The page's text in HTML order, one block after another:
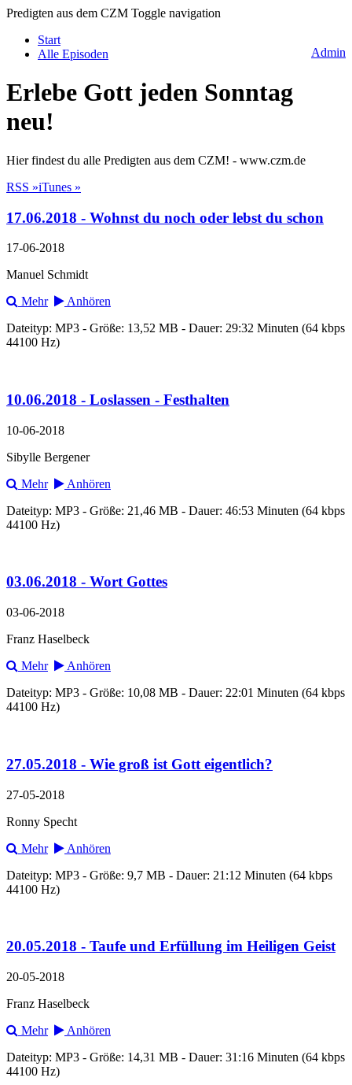
Predigten aus dem CZM Toggle navigation
Admin
Start
Alle Episoden
Erlebe Gott jeden Sonntag
neu!
Hier findest du alle Predigten aus dem CZM! - www.czm.de
RSS »iTunes »
17.06.2018 - Wohnst du noch oder lebst du schon
17-06-2018
Manuel Schmidt
Mehr
Anhören
Dateityp: MP3 - Größe: 13,52 MB - Dauer: 29:32 Minuten (64 kbps
44100 Hz)
10.06.2018 - Loslassen - Festhalten
10-06-2018
Sibylle Bergener
Mehr
Anhören
Dateityp: MP3 - Größe: 21,46 MB - Dauer: 46:53 Minuten (64 kbps
44100 Hz)
03.06.2018 - Wort Gottes
03-06-2018
Franz Haselbeck
Mehr
Anhören
Dateityp: MP3 - Größe: 10,08 MB - Dauer: 22:01 Minuten (64 kbps
44100 Hz)
27.05.2018 - Wie groß ist Gott eigentlich?
27-05-2018
Ronny Specht
Mehr
Anhören
Dateityp: MP3 - Größe: 9,7 MB - Dauer: 21:12 Minuten (64 kbps
44100 Hz)
20.05.2018 - Taufe und Erfüllung im Heiligen Geist
20-05-2018
Franz Haselbeck
Mehr
Anhören
Dateityp: MP3 - Größe: 14,31 MB - Dauer: 31:16 Minuten (64 kbps
44100 Hz)